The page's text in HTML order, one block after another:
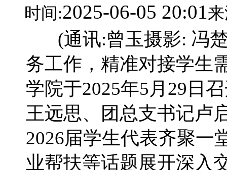
时间:2025-06-05 20:01
(通讯:曾玉摄影: 冯楚
务工作，精准对接学生
学院于2025年5月29日
王远思、团总支书记卢
2026届学生代表齐聚一
业帮扶等话题展开深入